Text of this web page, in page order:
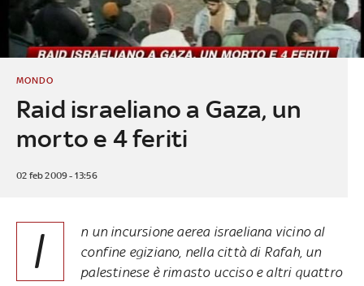
Raid israeliano a Gaza, un
morto e 4 feriti
MONDO
02 feb 2009 - 13:56
I
n un incursione aerea israeliana vicino al
confine egiziano, nella città di Rafah, un
palestinese è rimasto ucciso e altri quattro